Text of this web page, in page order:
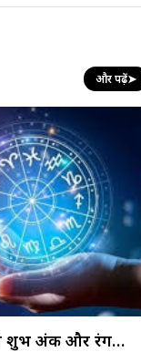
और पढ़ें➤
शुभ अंक और रंग…